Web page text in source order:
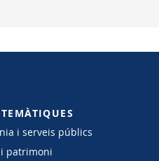
i serveis públics
patrimoni